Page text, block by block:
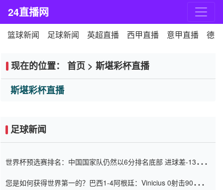
24直播网
篮球新闻 足球新闻 英超直播 西甲直播 意甲直播 德
现在的位置： 首页 > 斯堪彩杯直播
斯堪彩杯直播
足球新闻
世界杯预选赛排名：中国国家队仍然以6分排名底部 进球差-13令人
您是如何获得世界第一的？巴西1-4阿根廷：Vinicius 0射击90分钟